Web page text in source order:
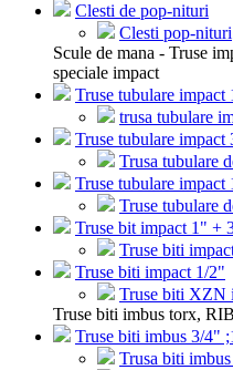
Clesti de pop-nituri
Clesti pop-nituri
Scule de mana - Truse
speciale impact
Truse tubulare impact
trusa tubulare
Truse tubulare impact
Trusa tubulare
Truse tubulare impact
Truse tubulare
Truse bit impact 1" +
Truse biti
Truse biti impact 1/2"
Truse biti XZN
Truse biti imbus torx,
Truse biti imbus 3/4"
Trusa biti